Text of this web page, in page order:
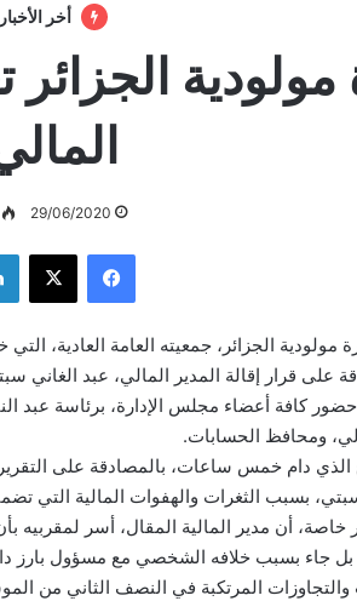
أخر الأخبار
مولودية الجزائر
29/06/2020
فيسبوك ‫X
الجزائر، جمعيته العامة العادية،
كافة أعضاء مجلس الإدارة، برئاسة عبد
ومحافظ الحسابات.
بسبب الثغرات والهفوات المالية التي
أن مدير المالية المقال، أسر لمقربيه
بل جاء بسبب خلافه الشخصي مع مسؤول بارز
المرتكبة في النصف الثاني من